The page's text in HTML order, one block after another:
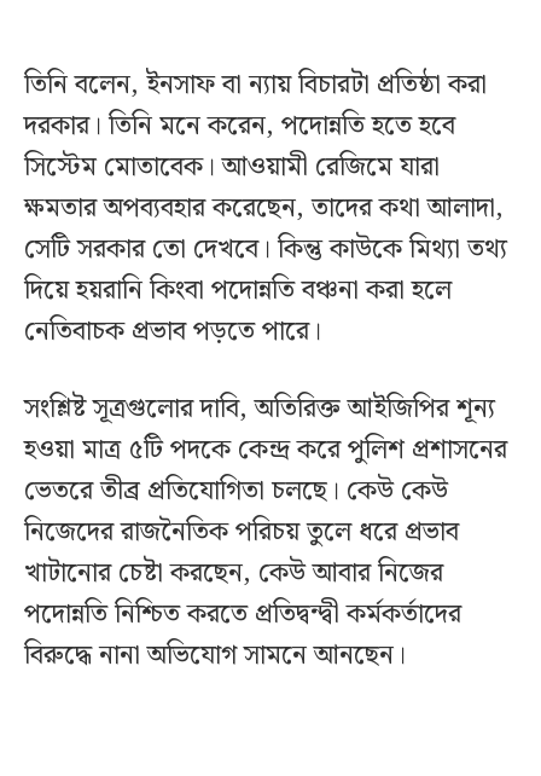
তিনি বলেন, ইনসাফ বা ন্যায় বিচারটা প্রতিষ্ঠা করা
দরকার। তিনি মনে করেন, পদোন্নতি হতে হবে
সিস্টেম মোতাবেক। আওয়ামী রেজিমে যারা
ক্ষমতার অপব্যবহার করেছেন, তাদের কথা আলাদা,
সেটি সরকার তো দেখবে। কিন্তু কাউকে মিথ্যা তথ্য
দিয়ে হয়রানি কিংবা পদোন্নতি বঞ্চনা করা হলে
নেতিবাচক প্রভাব পড়তে পারে।
সংশ্লিষ্ট সূত্রগুলোর দাবি, অতিরিক্ত আইজিপির শূন্য
হওয়া মাত্র ৫টি পদকে কেন্দ্র করে পুলিশ প্রশাসনের
ভেতরে তীব্র প্রতিযোগিতা চলছে। কেউ কেউ
নিজেদের রাজনৈতিক পরিচয় তুলে ধরে প্রভাব
খাটানোর চেষ্টা করছেন, কেউ আবার নিজের
পদোন্নতি নিশ্চিত করতে প্রতিদ্বন্দ্বী কর্মকর্তাদের
বিরুদ্ধে নানা অভিযোগ সামনে আনছেন।